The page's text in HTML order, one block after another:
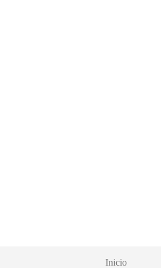
Inicio